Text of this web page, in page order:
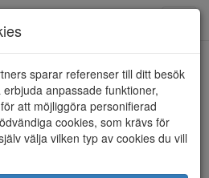
sparar referenser till ditt besök
anpassade funktioner,
att möjliggöra personifierad
cookies, som krävs för
välja vilken typ av cookies du vill